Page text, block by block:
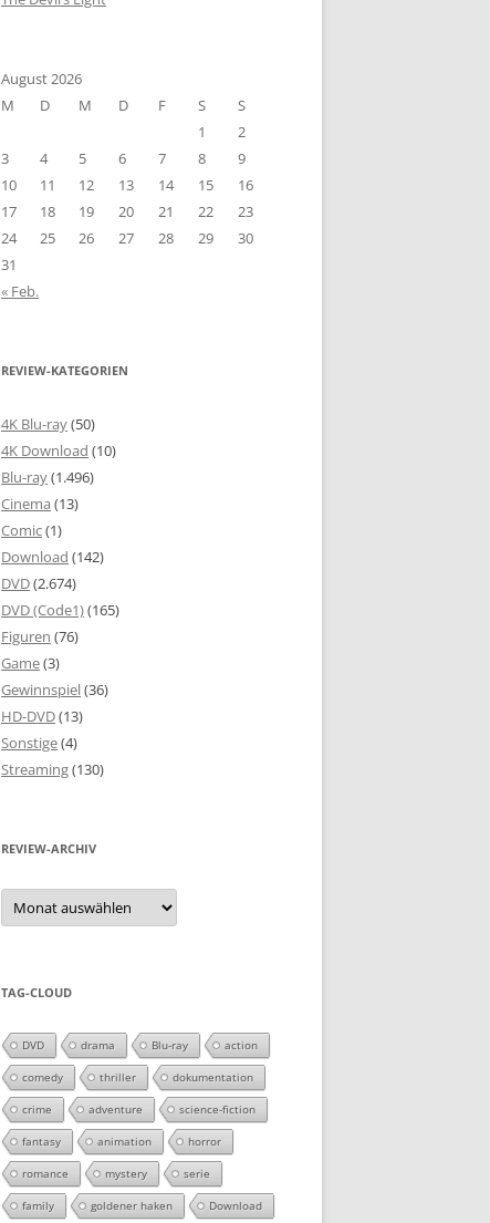
August 2026
M
D M D F S
S
1
2
3
4 5 6 7 8
9
10
11 12 13 14 15
16
17
18 19 20 21 22
23
24
25 26 27 28 29
30
31
« Feb.
REVIEW-KATEGORIEN
4K Blu-ray(50)
4K Download (10)
Blu-ray(1.496)
Cinema (13)
Comic(1)
Download (142)
DVD(2.674)
DVD (Code1)(165)
Figuren (76)
Game(3)
Gewinnspiel(36)
HD-DVD(13)
Sonstige(4)
Streaming(130)
REVIEW-ARCHIV
Review-
Archiv
TAG-CLOUD
DVD drama Blu-ray action
comedy thriller dokumentation
crime adventure science-fiction
fantasy animation horror
romance mystery serie
family goldener haken Download